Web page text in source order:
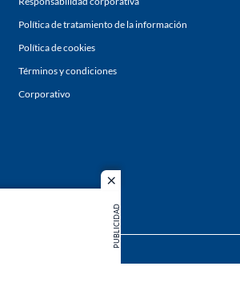
close
PUBLICIDAD
Política de tratamiento de la información
Política de cookies
Términos y condiciones
Corporativo